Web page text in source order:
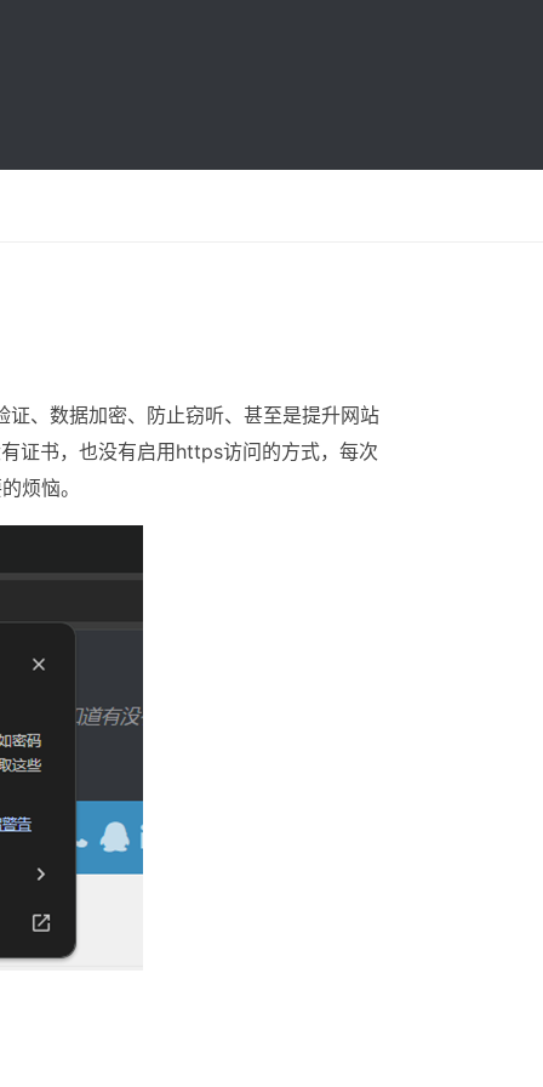
、数据加密、防止窃听、甚至是提升网站
证书，也没有启用https访问的方式，每次
烦恼。